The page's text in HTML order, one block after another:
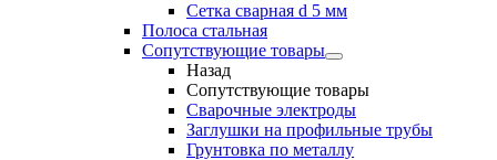
Сетка сварная d 5 мм
Полоса стальная
Сопутствующие товары
Назад
Сопутствующие товары
Сварочные электроды
Заглушки на профильные трубы
Грунтовка по металлу